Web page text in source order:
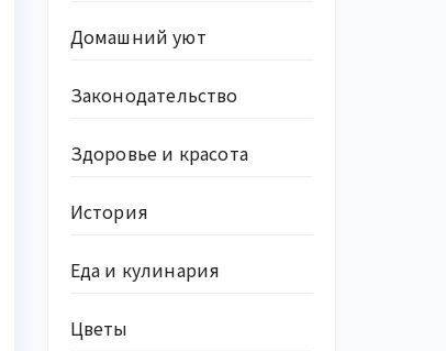
Домашний уют
Законодательство
Здоровье и красота
История
Еда и кулинария
Цветы